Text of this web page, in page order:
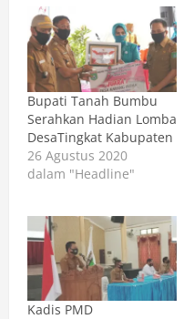
Bupati Tanah Bumbu
Serahkan Hadian Lomba
DesaTingkat Kabupaten
26 Agustus 2020
dalam "Headline"
Kadis PMD